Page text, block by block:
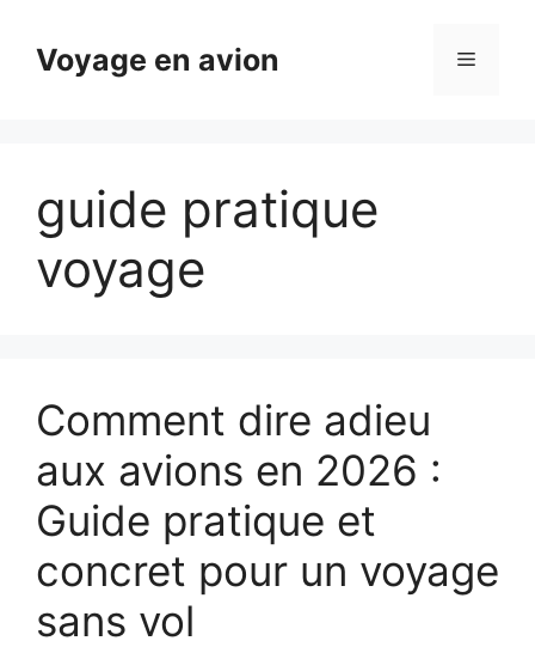
contenuVoyage en avion Menu
guide pratique
voyage
Comment dire adieu
aux avions en 2026 :
Guide pratique et
concret pour un voyage
sans vol